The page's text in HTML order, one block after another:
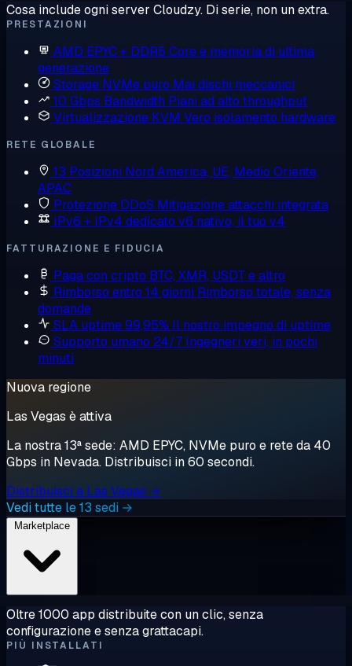
Cosa include ogni server Cloudzy. Di serie, non un extra.
PRESTAZIONI
AMD EPYC + DDR5 Core e memoria di ultima
generazione
Storage NVMe puro Mai dischi meccanici
10 Gbps Bandwidth Piani ad alto throughput
Virtualizzazione KVM Vero isolamento hardware
RETE GLOBALE
13 Posizioni Nord America, UE, Medio Oriente,
APAC
Protezione DDoS Mitigazione attacchi integrata
IPv6 + IPv4 dedicato v6 nativo, il tuo v4
FATTURAZIONE E FIDUCIA
Paga con cripto BTC, XMR, USDT e altro
Rimborso entro 14 giorni Rimborso totale, senza
domande
SLA uptime 99,95% Il nostro impegno di uptime
Supporto umano 24/7 Ingegneri veri, in pochi
minuti
Nuova regione
Las Vegas è attiva
La nostra 13ª sede: AMD EPYC, NVMe puro e rete da 40
Gbps in Nevada. Distribuisci in 60 secondi.
Distribuisci a Las Vegas →
Vedi tutte le 13 sedi →
Oltre 1000 app distribuite con un clic, senza
configurazione e senza grattacapi.
PIÙ INSTALLATI